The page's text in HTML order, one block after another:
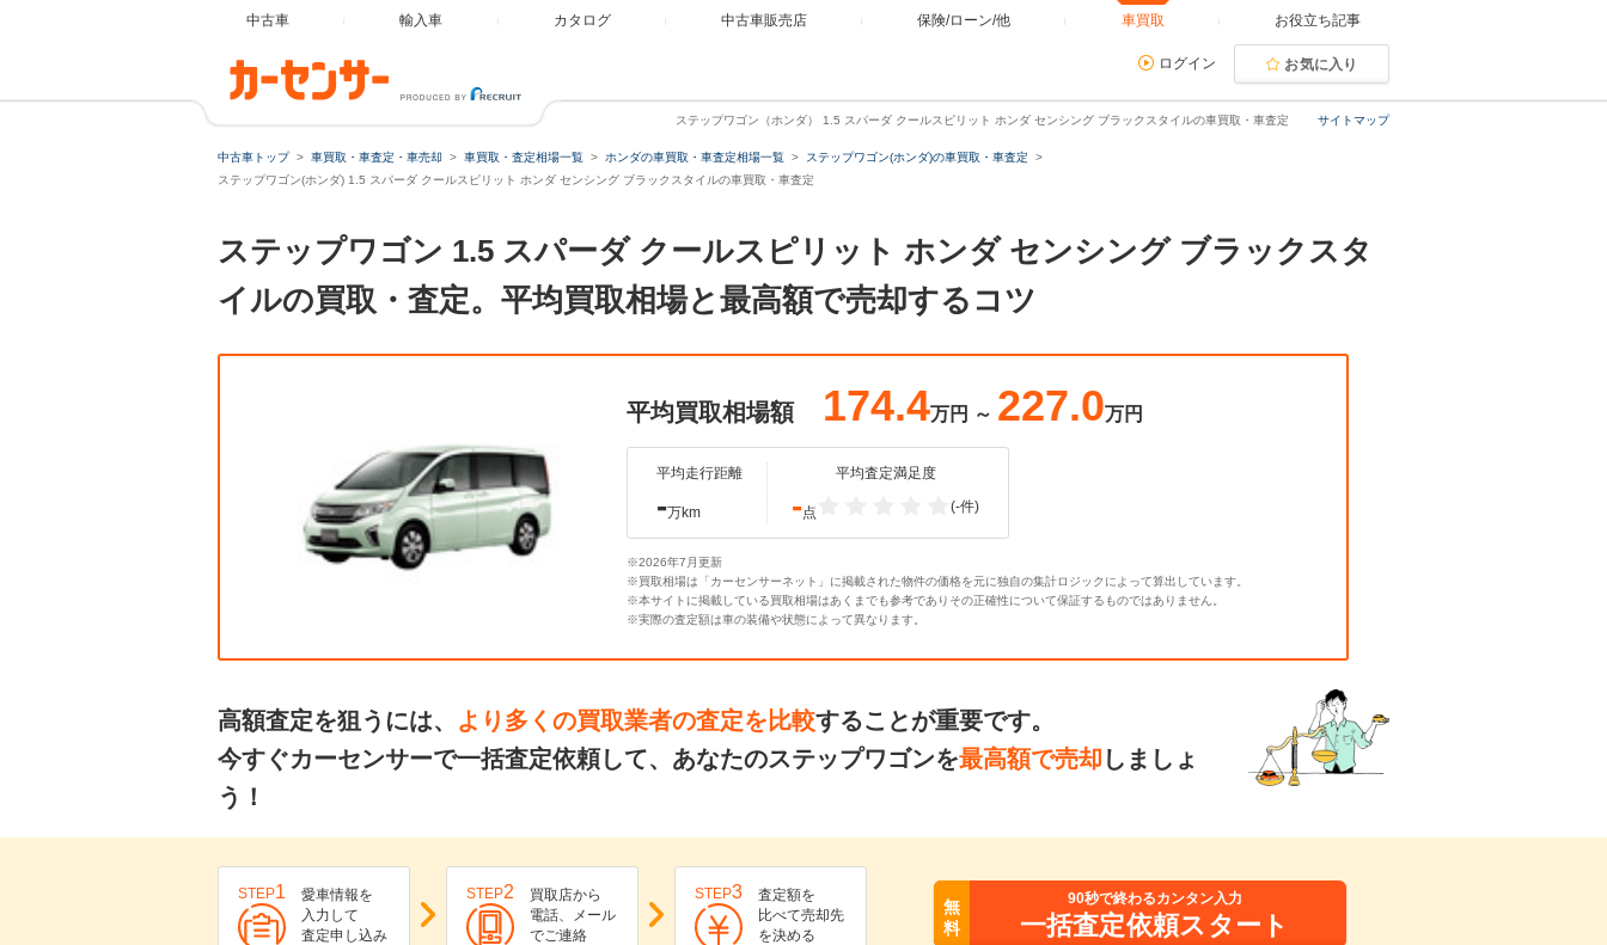
中古車 輸入車 カタログ 中古車販売店 保険/ローン/他 車買取 お役立ち記事
ログイン お気に入り
サイトマップ
ステップワゴン（ホンダ） 1.5 スパーダ クールスピリット ホンダ センシング ブラックスタイルの車買取・車査定
中古車トップ 車買取・車査定・車売却 車買取・査定相場一覧 ホンダの車買取・車査定相場一覧
ステップワゴン(ホンダ)の車買取・車査定
ステップワゴン(ホンダ) 1.5 スパーダ クールスピリット ホンダ センシング ブラックスタイルの車買取・車査定
ステップワゴン 1.5 スパーダ クールスピリット ホンダ センシング ブラックスタ
イルの買取・査定。平均買取相場と最高額で売却するコツ
平均買取相場額 174.4万円 ～ 227.0万円
平均走行距離
-万km
平均査定満足度
-点 (-件)
※2026年7月更新
※買取相場は「カーセンサーネット」に掲載された物件の価格を元に独自の集計ロジックによって算出しています。
※本サイトに掲載している買取相場はあくまでも参考でありその正確性について保証するものではありません。
※実際の査定額は車の装備や状態によって異なります。
高額査定を狙うには、 より多くの買取業者の査定を比較することが重要です。
今すぐカーセンサーで一括査定依頼して、あなたのステップワゴンを最高額で売却 しましょ
う！
STEP1
愛車情報を
入力して
査定申し込み
STEP2
買取店から
電話、メール
でご連絡
STEP3
査定額を
比べて売却先
を決める
無
料
90秒で終わるカンタン入力
一括査定依頼スタート